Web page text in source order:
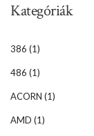
Kategóriák
386 (1)
486 (1)
ACORN (1)
AMD (1)